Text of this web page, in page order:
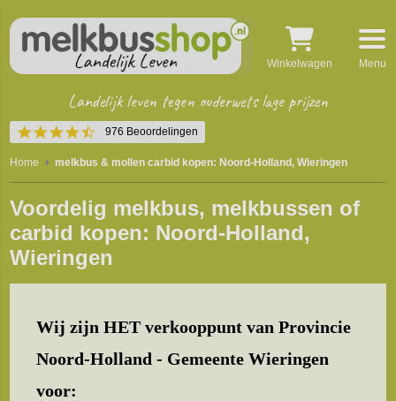
4.5
star
rating
976 Beoordelingen
Landelijk leven tegen ouderwets lage prijzen
Winkelwagen Menu
Home melkbus & mollen carbid kopen: Noord-Holland, Wieringen
Voordelig melkbus, melkbussen of
carbid kopen: Noord-Holland,
Wieringen
Wij zijn HET verkooppunt van Provincie
Noord-Holland - Gemeente Wieringen
voor: